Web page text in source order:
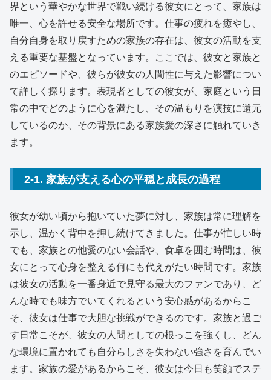
界という華やかな世界で戦い続ける彼女にとって、家族は
唯一、心を許せる安全な場所です。仕事の疲れを癒やし、
自分自身を取り戻すための家族の存在は、彼女の活動を支
える重要な基盤となっています。ここでは、彼女と家族と
のエピソードや、彼らが彼女の人間性に与えた影響につい
て詳しく探ります。表現者としての彼女が、家庭という日
常の中でどのように心を満たし、その温もりを演技に還元
しているのか、その背景にある家族愛の深さに触れていき
ます。
2-1. 家族が支える心の平穏と成長の過程
彼女が幼い頃から抱いていた夢に対し、家族は常に理解を
示し、温かく背中を押し続けてきました。仕事が忙しい時
でも、家族との他愛のない会話や、食卓を囲む時間は、彼
女にとって心身を整える何にも代えがたい時間です。家族
は彼女の活動を一番身近で見守る最大のファンであり、ど
んな時でも味方でいてくれるという安心感があるからこ
そ、彼女は仕事で大胆な挑戦ができるのです。家族と過ご
す日常こそが、彼女の人間としての根っこを強くし、どん
な環境に置かれても自分らしさを失わない強さを育んでい
ます。家族の愛があるからこそ、彼女は今日も笑顔でステ